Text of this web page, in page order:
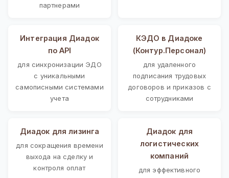
партнерами
Интеграция Диадок
по API
для синхронизации ЭДО
с уникальными
самописными системами
учета
КЭДО в Диадоке
(Контур.Персонал)
для удаленного
подписания трудовых
договоров и приказов с
сотрудниками
Диадок для лизинга
для сокращения времени
выхода на сделку и
контроля оплат
Диадок для
логистических
компаний
для эффективного